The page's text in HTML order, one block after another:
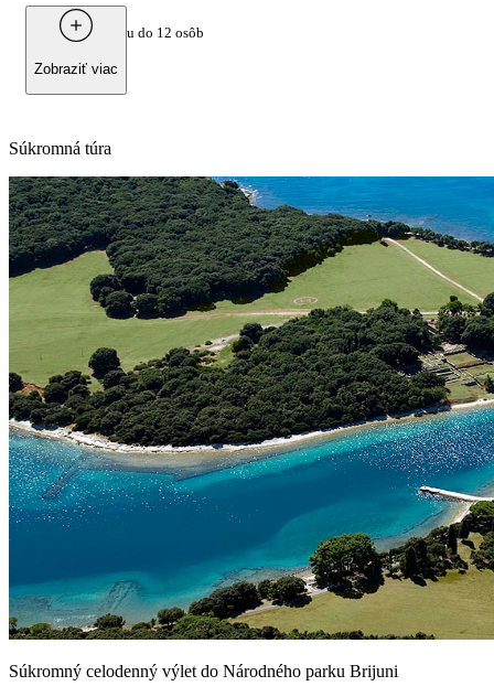
Od
700 € za skupinu do 12 osôb
Zobraziť viac
Súkromná túra
Súkromný celodenný výlet do Národného parku Brijuni